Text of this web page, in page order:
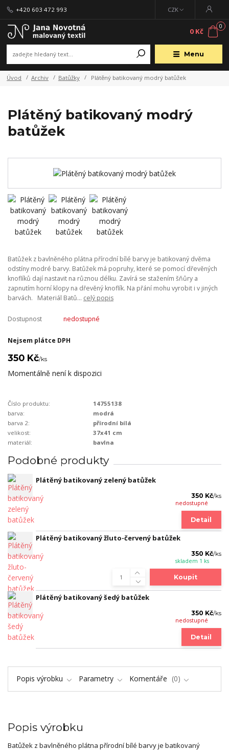
Menu
CZK
+420 603 472 993
0
0 Kč
Úvod Archiv Batůžky Plátěný batikovaný modrý batůžek
Plátěný batikovaný modrý
batůžek
Batůžek z bavlněného plátna přírodní bílé barvy je batikovaný dvěma
odstíny modré barvy. Batůžek má popruhy, které se pomocí dřevěných
knoflíků dají nastavit na různou délku. Zavírá se stažením šňůry a
zapnutím horní klopy na dřevěný knoflík. Na přání mohu vyrobit i v jiných
barvách. Materiál Batů... celý popis
Dostupnost nedostupné
Nejsem plátce DPH
350 Kč/ks
Momentálně není k dispozici
Číslo produktu:
14755138
barva:
modrá
barva 2:
přírodní bílá
velikost:
37x41 cm
materiál:
bavlna
Podobné produkty
Plátěný batikovaný zelený batůžek
350 Kč/ks
nedostupné
Detail
Plátěný batikovaný žluto-červený batůžek
350 Kč/ks
skladem 1 ks
Koupit
Plátěný batikovaný šedý batůžek
350 Kč/ks
nedostupné
Detail
Popis výrobku Parametry Komentáře 0
Popis výrobku
Batůžek z bavlněného plátna přírodní bílé barvy je batikovaný